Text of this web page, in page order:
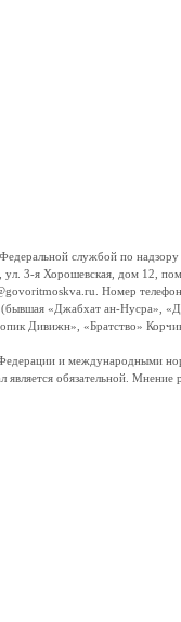
службой по надзору
3-я Хорошевская, дом 12,
Номер
«Джабхат ан-Нусра»,
Дивижн», «Братство»
и международными
обязательной.